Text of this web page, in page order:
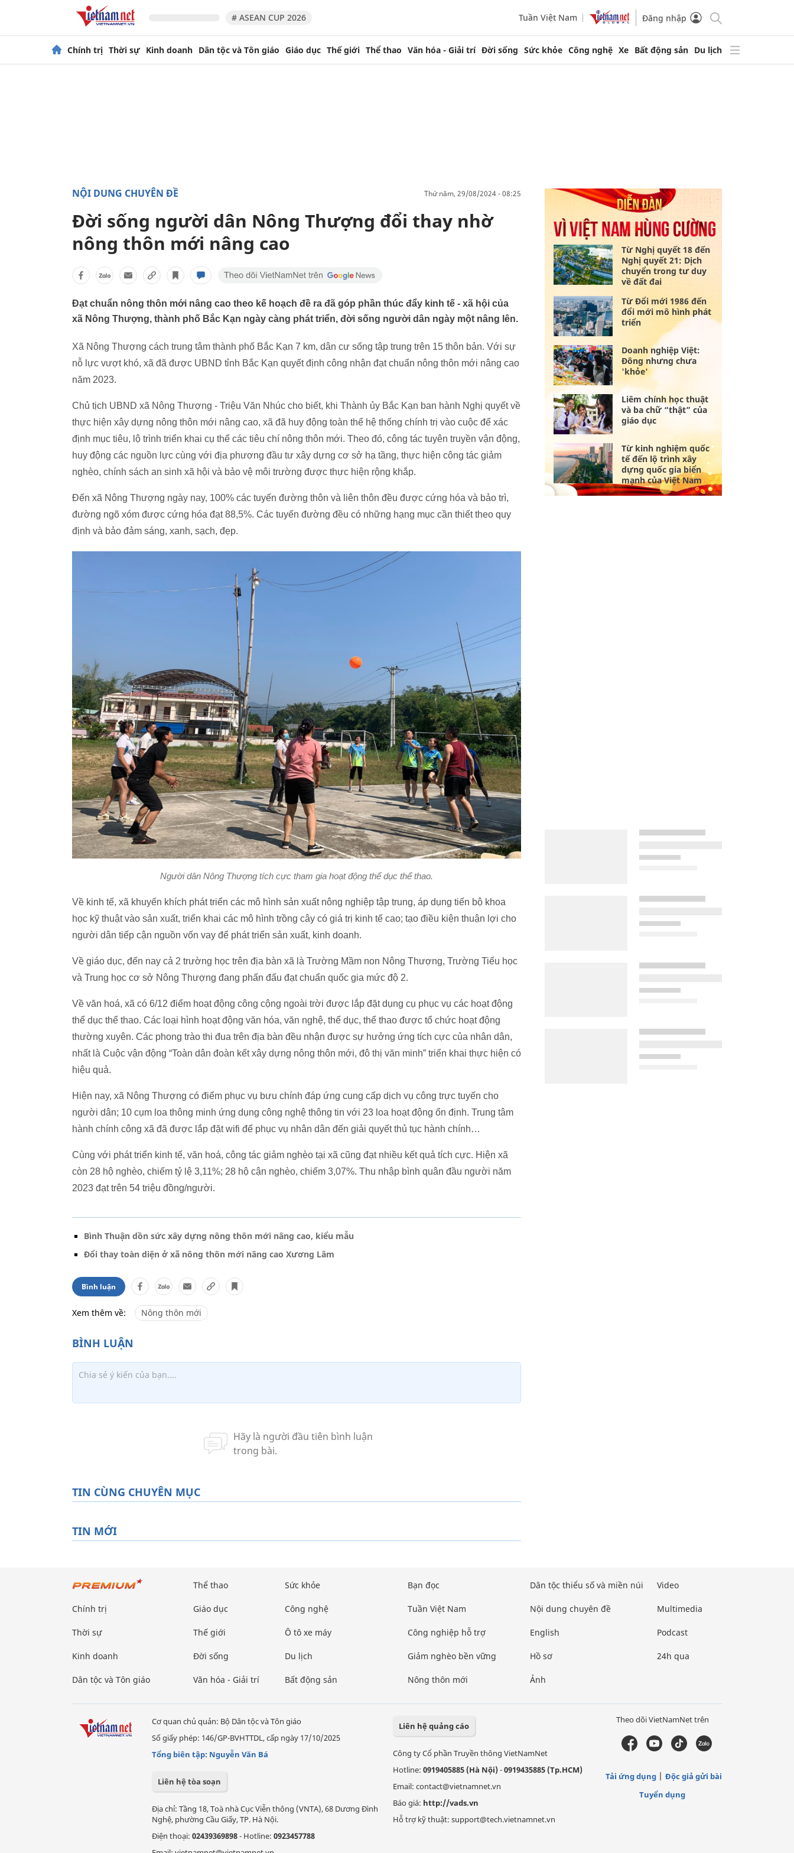
# ASEAN CUP 2026 Tuần Việt Nam Đăng nhập
Chính trị Thời sự Kinh doanh Dân tộc và Tôn giáo Giáo dục Thế giới Thể thao Văn hóa - Giải trí Đời sống Sức khỏe Công nghệ Xe Bất động sản Du lịch
NỘI DUNG CHUYÊN ĐỀ thứ năm, 29/08/2024 - 08:25
Đời sống người dân Nông Thượng đổi thay nhờ
nông thôn mới nâng cao
Đạt chuẩn nông thôn mới nâng cao theo kế hoạch đề ra đã góp phần thúc đẩy kinh tế - xã hội của
xã Nông Thượng, thành phố Bắc Kạn ngày càng phát triển, đời sống người dân ngày một nâng lên.
Xã Nông Thượng cách trung tâm thành phố Bắc Kạn 7 km, dân cư sống tập trung trên 15 thôn bản. Với sự
nỗ lực vượt khó, xã đã được UBND tỉnh Bắc Kạn quyết định công nhận đạt chuẩn nông thôn mới nâng cao
năm 2023.
Chủ tịch UBND xã Nông Thượng - Triệu Văn Nhúc cho biết, khi Thành ủy Bắc Kạn ban hành Nghị quyết về
thực hiện xây dựng nông thôn mới nâng cao, xã đã huy động toàn thể hệ thống chính trị vào cuộc để xác
định mục tiêu, lộ trình triển khai cụ thể các tiêu chí nông thôn mới. Theo đó, công tác tuyên truyền vận động,
huy động các nguồn lực cùng với địa phương đầu tư xây dựng cơ sở hạ tầng, thực hiện công tác giảm
nghèo, chính sách an sinh xã hội và bảo vệ môi trường được thực hiện rộng khắp.
Đến xã Nông Thượng ngày nay, 100% các tuyến đường thôn và liên thôn đều được cứng hóa và bảo trì,
đường ngõ xóm được cứng hóa đạt 88,5%. Các tuyến đường đều có những hạng mục cần thiết theo quy
định và bảo đảm sáng, xanh, sạch, đẹp.
Người dân Nông Thượng tích cực tham gia hoạt động thể dục thể thao.
Về kinh tế, xã khuyến khích phát triển các mô hình sản xuất nông nghiệp tập trung, áp dụng tiến bộ khoa
học kỹ thuật vào sản xuất, triển khai các mô hình trồng cây có giá trị kinh tế cao; tạo điều kiện thuận lợi cho
người dân tiếp cận nguồn vốn vay để phát triển sản xuất, kinh doanh.
Về giáo dục, đến nay cả 2 trường học trên địa bàn xã là Trường Mầm non Nông Thượng, Trường Tiểu học
và Trung học cơ sở Nông Thượng đang phấn đấu đạt chuẩn quốc gia mức độ 2.
Về văn hoá, xã có 6/12 điểm hoạt động công cộng ngoài trời được lắp đặt dụng cụ phục vụ các hoạt động
thể dục thể thao. Các loại hình hoạt động văn hóa, văn nghệ, thể dục, thể thao được tổ chức hoạt động
thường xuyên. Các phong trào thi đua trên địa bàn đều nhận được sự hưởng ứng tích cực của nhân dân,
nhất là Cuộc vận động “Toàn dân đoàn kết xây dựng nông thôn mới, đô thị văn minh” triển khai thực hiện có
hiệu quả.
Hiện nay, xã Nông Thượng có điểm phục vụ bưu chính đáp ứng cung cấp dịch vụ công trực tuyến cho
người dân; 10 cụm loa thông minh ứng dụng công nghệ thông tin với 23 loa hoạt động ổn định. Trung tâm
hành chính công xã đã được lắp đặt wifi để phục vụ nhân dân đến giải quyết thủ tục hành chính…
Cùng với phát triển kinh tế, văn hoá, công tác giảm nghèo tại xã cũng đạt nhiều kết quả tích cực. Hiện xã
còn 28 hộ nghèo, chiếm tỷ lệ 3,11%; 28 hộ cận nghèo, chiếm 3,07%. Thu nhập bình quân đầu người năm
2023 đạt trên 54 triệu đồng/người.
Từ Nghị quyết 18 đến
Nghị quyết 21: Dịch
chuyển trong tư duy
về đất đai
Từ Đổi mới 1986 đến
đổi mới mô hình phát
triển
Doanh nghiệp Việt:
Đông nhưng chưa
'khỏe'
Liêm chính học thuật
và ba chữ “thật” của
giáo dục
Từ kinh nghiệm quốc
tế đến lộ trình xây
dựng quốc gia biển
mạnh của Việt Nam
Bình Thuận dồn sức xây dựng nông thôn mới nâng cao, kiểu mẫu
Đổi thay toàn diện ở xã nông thôn mới nâng cao Xương Lâm
Bình luận
Xem thêm về: Nông thôn mới
TIN CÙNG CHUYÊN MỤC
TIN MỚI
Chính trị
Thời sự
Kinh doanh
Dân tộc và Tôn giáo
Thể thao
Giáo dục
Thế giới
Đời sống
Văn hóa - Giải trí
Sức khỏe
Công nghệ
Ô tô xe máy
Du lịch
Bất động sản
Bạn đọc
Tuần Việt Nam
Công nghiệp hỗ trợ
Giảm nghèo bền vững
Nông thôn mới
Dân tộc thiểu số và miền núi
Nội dung chuyên đề
English
Hồ sơ
Ảnh
Video
Multimedia
Podcast
24h qua
Cơ quan chủ quản: Bộ Dân tộc và Tôn giáo
Số giấy phép: 146/GP-BVHTTDL, cấp ngày 17/10/2025
Tổng biên tập: Nguyễn Văn Bá
Liên hệ tòa soạn
Địa chỉ: Tầng 18, Toà nhà Cục Viễn thông (VNTA), 68 Dương Đình
Nghệ, phường Cầu Giấy, TP. Hà Nội.
Điện thoại: 02439369898- Hotline: 0923457788
Liên hệ quảng cáo
Công ty Cổ phần Truyền thông VietNamNet
Hotline: 0919405885 (Hà Nội)-0919435885 (Tp.HCM)
Email: contact@vietnamnet.vn
Báo giá: http://vads.vn
Hỗ trợ kỹ thuật: support@tech.vietnamnet.vn
Theo dõi VietNamNet trên
Tải ứng dụng
Độc giả gửi bài
Tuyển dụng